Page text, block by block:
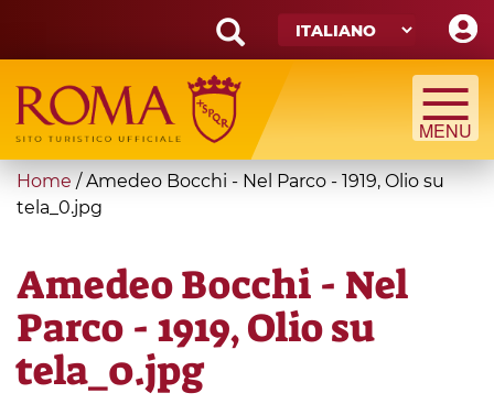
main
content
Search
form
Cerca
You
are
Home /Amedeo Bocchi - Nel Parco - 1919, Olio su
tela_0.jpg
Amedeo Bocchi - Nel
Parco - 1919, Olio su
tela_0.jpg